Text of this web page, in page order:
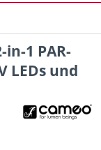
in-1 PAR-
LEDs und